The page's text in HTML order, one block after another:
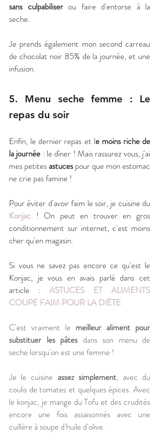
sans culpabiliser ou faire d'entorse à la
seche.
Je prends également mon second carreau
de chocolat noir 85% de la journée, et une
infusion.
5. Menu seche femme : Le
repas du soir
Enfin, le dernier repas et le moins riche de
la journée : le dîner ! Mais rassurez vous, j'ai
mes petites astuces pour que mon estomac
ne crie pas famine !
Konjac ! On peut en trouver en gros
conditionnement sur internet, c'est moins
cher qu'en magasin.
Si vous ne savez pas encore ce qu'est le
Konjac, je vous en avais parlé dans cet
article : ASTUCES ET ALIMENTS
COUPE FAIM POUR LA DIÈTE
C'est vraiment le meilleur aliment pour
substituer les pâtes dans son menu de
seche lorsqu'on est une femme !
Je le cuisine assez simplement, avec du
coulis de tomates et quelques épices. Avec
le konjac, je mange du Tofu et des crudités
encore une fois assaisonnés avec une
cuillère à soupe d'huile d'olive.